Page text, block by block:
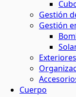
Gestión
Gestión
Exteriores
Cuerpo